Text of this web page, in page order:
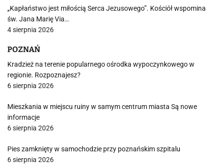
„Kapłaństwo jest miłością Serca Jezusowego”. Kościół wspomina
św. Jana Marię Via…
4 sierpnia 2026
POZNAŃ
Kradzież na terenie popularnego ośrodka wypoczynkowego w
regionie. Rozpoznajesz?
6 sierpnia 2026
Mieszkania w miejscu ruiny w samym centrum miasta Są nowe
informacje
6 sierpnia 2026
Pies zamknięty w samochodzie przy poznańskim szpitalu
6 sierpnia 2026